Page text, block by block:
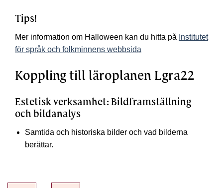
Tips!
Mer information om Halloween kan du hitta på Institutet
för språk och folkminnens webbsida
Koppling till läroplanen Lgra22
Estetisk verksamhet: Bildframställning
och bildanalys
Samtida och historiska bilder och vad bilderna
berättar.